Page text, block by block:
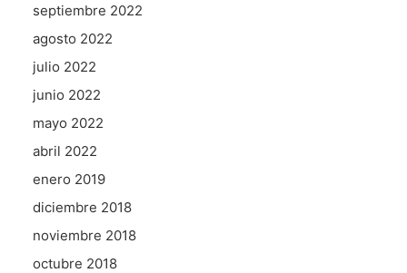
septiembre 2022
agosto 2022
julio 2022
junio 2022
mayo 2022
abril 2022
enero 2019
diciembre 2018
noviembre 2018
octubre 2018